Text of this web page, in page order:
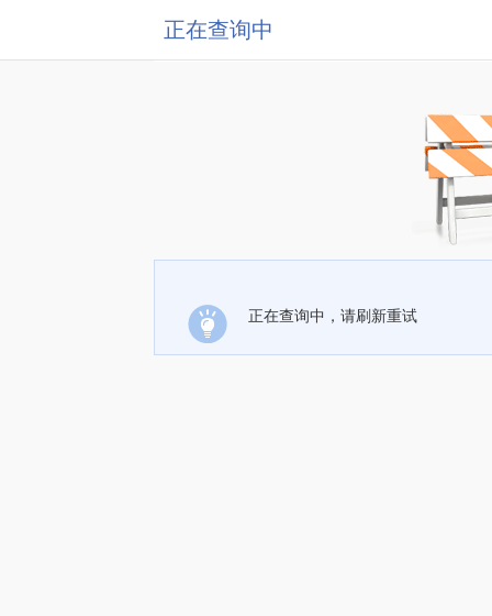
正在查询中
正在查询中，请刷新重试